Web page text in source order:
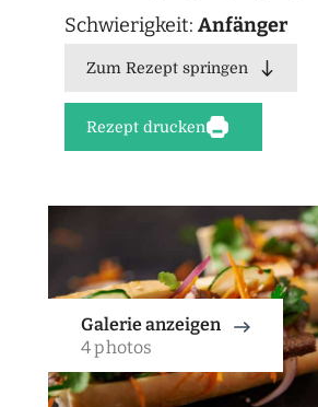
Schwierigkeit: Anfänger
Zum Rezept springen
Rezept drucken
Galerie anzeigen
4 photos